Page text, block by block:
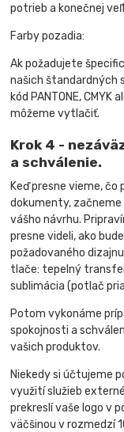
potrieb a konečnej
Farby pozadia:
Ak požadujete
našich štandardných
kód PANTONE,
môžeme vytlačiť.
Krok 4 -
a schválenie.
Keď presne vieme,
dokumenty,
vášho návrhu.
presne videli, ako
požadovaného
tlače: tepelný
sublimácia (potlač
Potom vykonáme
spokojnosti a
vašich produktov.
Niekedy si účtujeme
využití služieb
prekreslí vaše logo v
väčšinou v rozmedzí